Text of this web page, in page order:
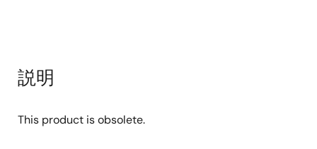
説明
This product is obsolete.